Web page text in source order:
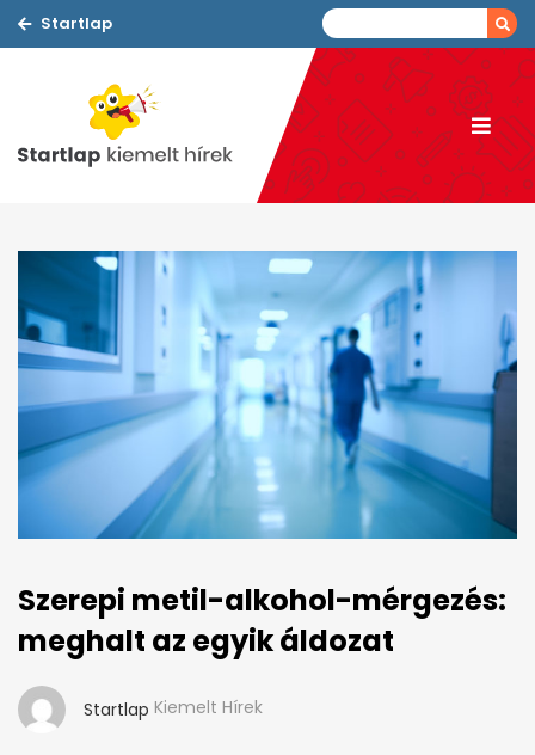
Startlap
Szerepi metil-alkohol-mérgezés:
meghalt az egyik áldozat
Startlap Kiemelt Hírek